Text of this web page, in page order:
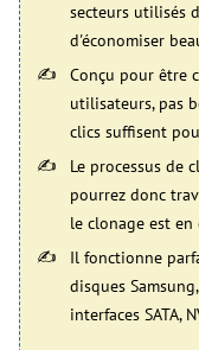
secteurs utilisés
d'économiser
Conçu pour être
utilisateurs, pas
clics suffisent
Le processus de
pourrez donc
le clonage est en
Il fonctionne
disques
interfaces SATA,